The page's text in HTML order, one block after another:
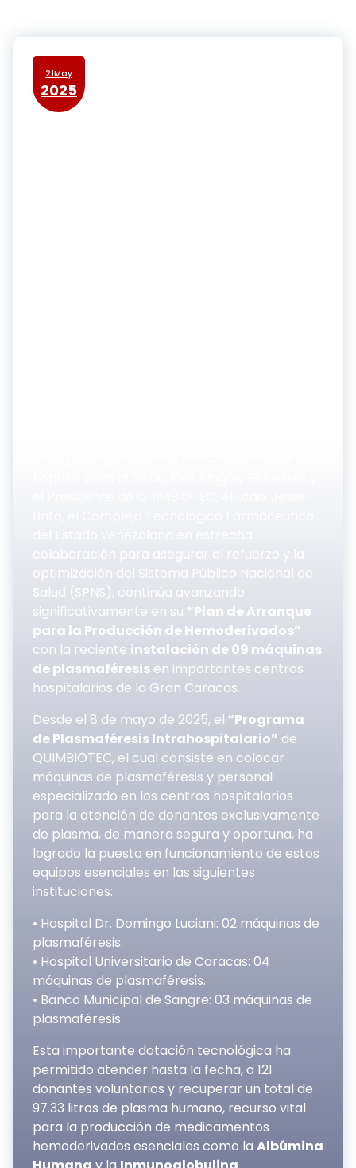
21May
2025
optimización del Sistema Público Nacional de
Salud (SPNS), continúa avanzando
significativamente en su “Plan de Arranque
para la Producción de Hemoderivados”
con la reciente instalación de 09 máquinas
de plasmaféresis en importantes centros
hospitalarios de la Gran Caracas.
Desde el 8 de mayo de 2025, el “Programa
de Plasmaféresis Intrahospitalario” de
QUIMBIOTEC, el cual consiste en colocar
máquinas de plasmaféresis y personal
especializado en los centros hospitalarios
para la atención de donantes exclusivamente
de plasma, de manera segura y oportuna, ha
logrado la puesta en funcionamiento de estos
equipos esenciales en las siguientes
instituciones:
• Hospital Dr. Domingo Luciani: 02 máquinas de
plasmaféresis.
• Hospital Universitario de Caracas: 04
máquinas de plasmaféresis.
• Banco Municipal de Sangre: 03 máquinas de
plasmaféresis.
Esta importante dotación tecnológica ha
permitido atender hasta la fecha, a 121
donantes voluntarios y recuperar un total de
97.33 litros de plasma humano, recurso vital
para la producción de medicamentos
hemoderivados esenciales como la Albúmina